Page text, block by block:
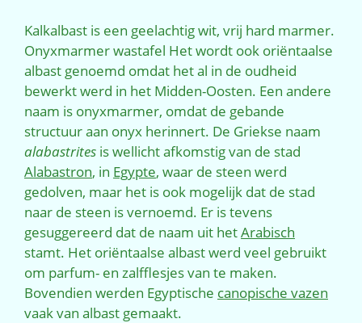
Kalkalbast is een geelachtig wit, vrij hard marmer.
Onyxmarmer wastafel Het wordt ook oriëntaalse
albast genoemd omdat het al in de oudheid
bewerkt werd in het Midden-Oosten. Een andere
naam is onyxmarmer, omdat de gebande
structuur aan onyx herinnert. De Griekse naam
alabastrites is wellicht afkomstig van de stad
Alabastron, in Egypte, waar de steen werd
gedolven, maar het is ook mogelijk dat de stad
naar de steen is vernoemd. Er is tevens
gesuggereerd dat de naam uit hetArabisch
stamt. Het oriëntaalse albast werd veel gebruikt
om parfum- en zalfflesjes van te maken.
Bovendien werden Egyptische canopische vazen
vaak van albast gemaakt.